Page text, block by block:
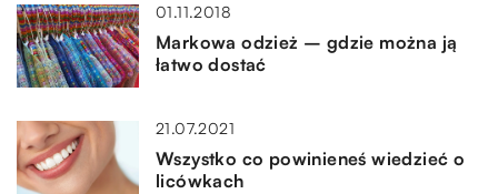
01.11.2018
Markowa odzież – gdzie można ją
łatwo dostać
21.07.2021
Wszystko co powinieneś wiedzieć o
licówkach